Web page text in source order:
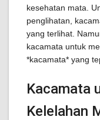
kesehatan mata.
penglihatan,
yang terlihat.
kacamata untuk
*kacamata* yang
Kacamata
Kelelahan